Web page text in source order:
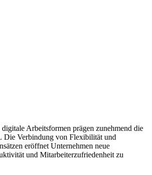
Arbeitsformen prägen zunehmend die
Die Verbindung von Flexibilität und
eröffnet Unternehmen neue
und Mitarbeiterzufriedenheit zu